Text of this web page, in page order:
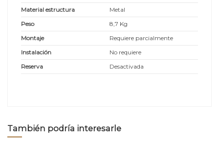
Material estructura
Metal
Peso
8,7 Kg
Montaje
Requiere parcialmente
Instalación
No requiere
Reserva
Desactivada
También podría interesarle